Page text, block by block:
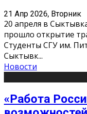
21 Апр 2026, Вторник
20 апреля в
прошло открытие
Студенты СГУ им.
Сыктывк...
Новости
«Работа